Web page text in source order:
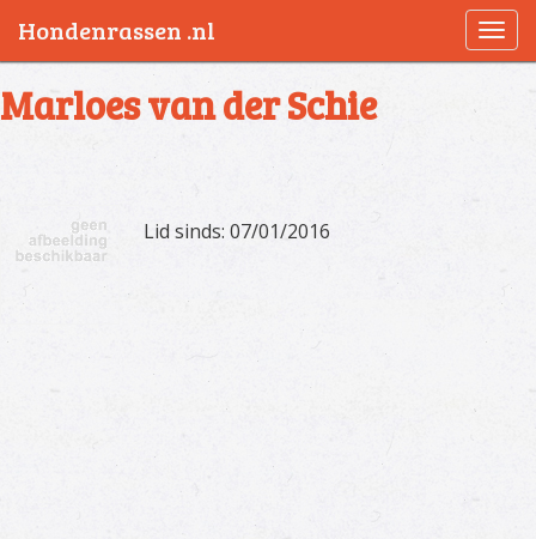
Marloes van der Schie
Lid sinds: 07/01/2016
Hondenrassen .nl